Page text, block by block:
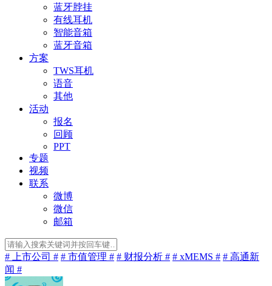
蓝牙脖挂
有线耳机
智能音箱
蓝牙音箱
方案
TWS耳机
语音
其他
活动
报名
回顾
PPT
专题
视频
联系
微博
微信
邮箱
# 上市公司 # # 市值管理 # # 财报分析 # # xMEMS # # 高通新
闻 #